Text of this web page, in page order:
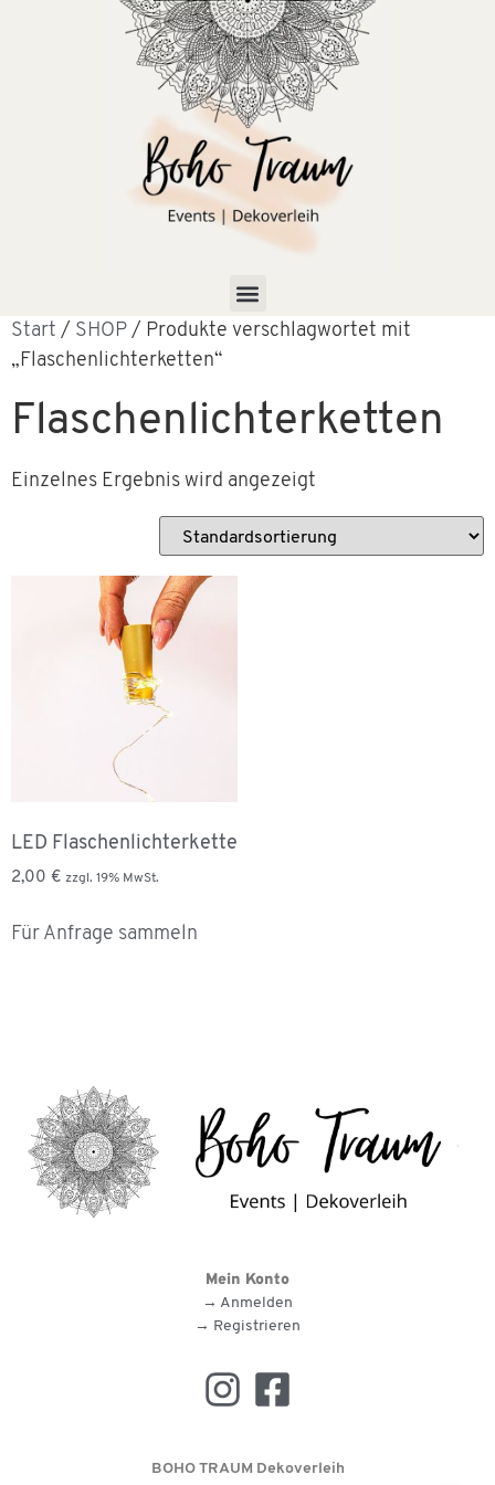
Start / SHOP / Produkte verschlagwortet mit
„Flaschenlichterketten“
Flaschenlichterketten
Einzelnes Ergebnis wird angezeigt
LED Flaschenlichterkette
2,00 € zzgl. 19% MwSt.
Für Anfrage sammeln
Mein Konto
→ Anmelden
→ Registrieren
BOHO TRAUM Dekoverleih